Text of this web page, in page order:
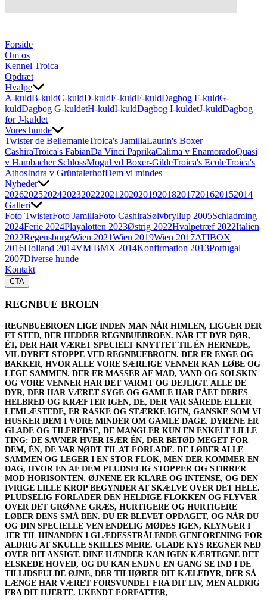
Forside
Om os
Kennel Troica
Opdræt
Hvalpe
A-kuldB-kuldC-kuldD-kuldE-kuldF-kuldDagbog F-kuldG-
kuldDagbog G-kuldetH-kuldI-kuldDagbog I-kuldetJ-kuldDagbog
for J-kuldet
Vores hunde
Twister de BellemanieTroica's JamillaLaurin's Boxer
CashiraTroica's FabianDa Vinci PaprikaCalima v EnamoradoQuasi
v Hambacher SchlossMogul vd Boxer-GildeTroica's EcoleTroica's
AthosIndra v GrüntalerhofDem vi mindes
Nyheder
202620252024202320222021 2020201920182017201620152014
Galleri
Foto TwisterFoto JamillaFoto CashiraSølvbryllup 2005Schladming
2024Ferie 2024Playalotten 2023Østrig 2022Hvalpetræf 2022Italien
2022Regensburg/Wien 2021Wien 2019Wien 2017ATIBOX
2016Holland 2014VM BMX 2014Konfirmation 2013Portugal
2007Diverse hunde
Kontakt
CTA
REGNBUE BROEN
REGNBUEBROEN LIGE INDEN MAN NÅR HIMLEN, LIGGER DER
ET STED, DER HEDDER REGNBUEBROEN. NÅR ET DYR DØR,
ÉT, DER HAR VÆRET SPECIELT KNYTTET TIL ÉN HERNEDE,
VIL DYRET STOPPE VED REGNBUEBROEN. DER ER ENGE OG
BAKKER, HVOR ALLE VORE SÆRLIGE VENNER KAN LØBE OG
LEGE SAMMEN. DER ER MASSER AF MAD, VAND OG SOLSKIN
OG VORE VENNER HAR DET VARMT OG DEJLIGT. ALLE DE
DYR, DER HAR VÆRET SYGE OG GAMLE HAR FÅET DERES
HELBRED OG KRÆFTER IGEN, DE, DER VAR SÅREDE ELLER
LEMLÆSTEDE, ER RASKE OG STÆRKE IGEN, GANSKE SOM VI
HUSKER DEM I VORE MINDER OM GAMLE DAGE. DYRENE ER
GLADE OG TILFREDSE, DE MANGLER KUN EN ENKELT LILLE
TING: DE SAVNER HVER ISÆR ÉN, DER BETØD MEGET FOR
DEM, ÉN, DE VAR NØDT TIL AT FORLADE. DE LØBER ALLE
SAMMEN OG LEGER I EN STOR FLOK, MEN DER KOMMER EN
DAG, HVOR EN AF DEM PLUDSELIG STOPPER OG STIRRER
MOD HORISONTEN. ØJNENE ER KLARE OG INTENSE, OG DEN
IVRIGE LILLE KROP BEGYNDER AT SKÆLVE OVER DET HELE.
PLUDSELIG FORLADER DEN HELDIGE FLOKKEN OG FLYVER
OVER DET GRØNNE GRÆS, HURTIGERE OG HURTIGERE
LØBER DENS SMÅ BEN. DU ER BLEVET OPDAGET, OG NÅR DU
OG DIN SPECIELLE VEN ENDELIG MØDES IGEN, KLYNGER I
JER TIL HINANDEN I GLÆDESSTRÅLENDE GENFORENING FOR
ALDRIG AT SKULLE SKILLES MERE. GLADE KYS REGNER NED
OVER DIT ANSIGT. DINE HÆNDER KAN IGEN KÆRTEGNE DET
ELSKEDE HOVED, OG DU KAN ENDNU EN GANG SE IND I DE
TILLIDSFULDE ØJNE, DER TILHØRER DIT KÆLEDYR, DER SÅ
LÆNGE HAR VÆRET FORSVUNDET FRA DIT LIV, MEN ALDRIG
FRA DIT HJERTE. UKENDT FORFATTER,